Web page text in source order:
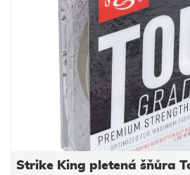
Strike King pletená šňůra